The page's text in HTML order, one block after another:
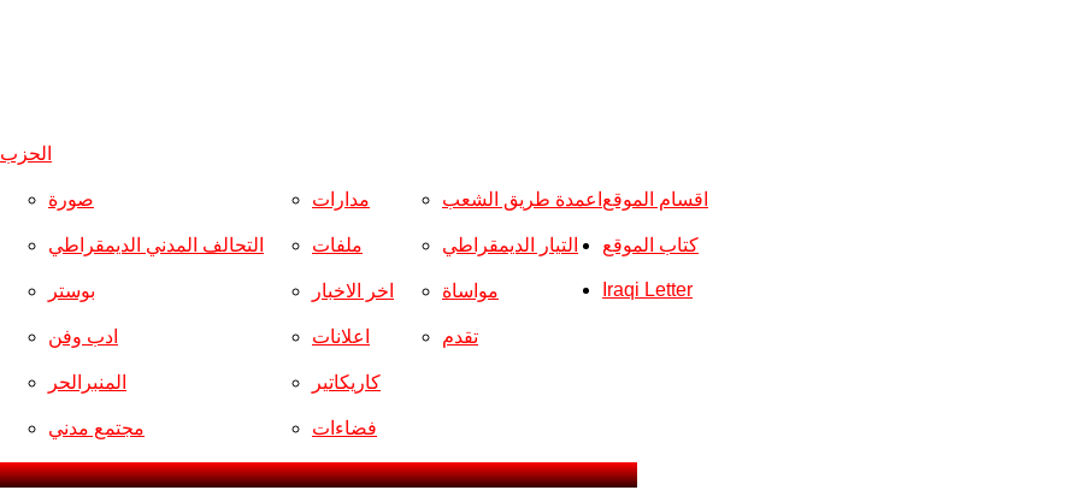
الحزب
اقسام الموقع صورة
التحالف المدني الديمقراطي
بوستر
ادب وفن
المنبرالحر
مجتمع مدني
مدارات
ملفات
اخر الاخبار
اعلانات
كاريكاتير
فضاءات
اعمدة طريق الشعب
التيار الديمقراطي
مواساة
تقدم
كتاب الموقع
Iraqi Letter